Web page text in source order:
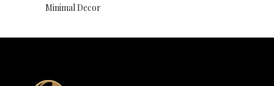
Minimal Decor